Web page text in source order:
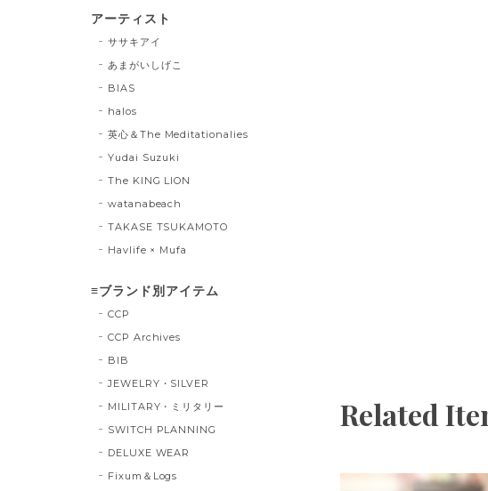
Related
アーティスト
ササキアイ
あまがいしげこ
BIAS
halos
英心＆The Meditationalies
Yudai Suzuki
The KING LION
watanabeach
TAKASE TSUKAMOTO
Havlife × Mufa
≡ブランド別アイテム
CCP
CCP Archives
BIB
JEWELRY・SILVER
MILITARY・ミリタリー
SWITCH PLANNING
DELUXE WEAR
Fixum＆Logs